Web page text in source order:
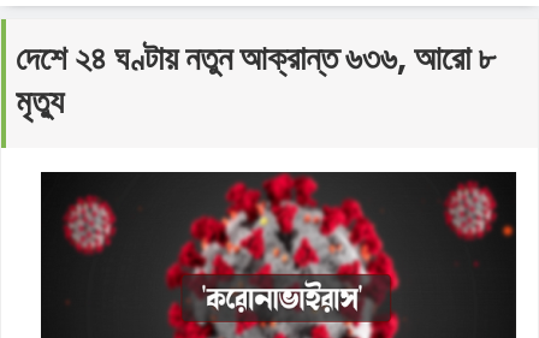
n
u
দেশে ২৪ ঘণ্টায় নতুন আক্রান্ত ৬৩৬, আরো ৮
মৃত্যু